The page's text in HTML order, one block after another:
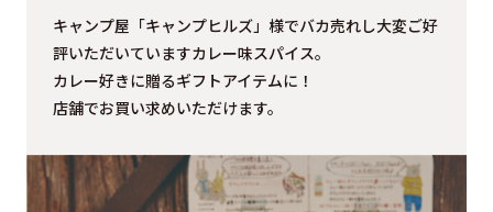
キャンプ屋「キャンプヒルズ」様でバカ売れし大変ご好
評いただいていますカレー味スパイス。
カレー好きに贈るギフトアイテムに！
店舗でお買い求めいただけます。